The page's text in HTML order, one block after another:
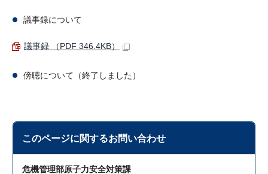
議事録について
議事録 （PDF 346.4KB）
傍聴について（終了しました）
このページに関するお問い合わせ
危機管理部原子力安全対策課